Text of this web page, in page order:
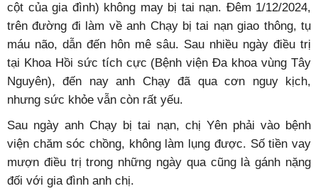
cột của gia đình) không may bị tai nạn. Đêm 1/12/2024,
trên đường đi làm về anh Chạy bị tai nạn giao thông, tụ
máu não, dẫn đến hôn mê sâu. Sau nhiều ngày điều trị
tại Khoa Hồi sức tích cực (Bệnh viện Đa khoa vùng Tây
Nguyên), đến nay anh Chạy đã qua cơn nguy kịch,
nhưng sức khỏe vẫn còn rất yếu.
Sau ngày anh Chạy bị tai nạn, chị Yên phải vào bệnh
viện chăm sóc chồng, không làm lụng được. Số tiền vay
mượn điều trị trong những ngày qua cũng là gánh nặng
đối với gia đình anh chị.